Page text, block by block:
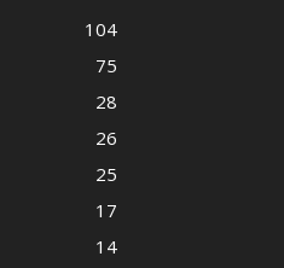
104
75
28
26
25
17
14